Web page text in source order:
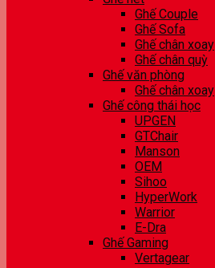
Ghế Couple
Ghế Sofa
Ghế chân xoay
Ghế chân quỳ
Ghế văn phòng
Ghế chân xoay
Ghế công thái học
UPGEN
GTChair
Manson
OEM
Sihoo
HyperWork
Warrior
E-Dra
Ghế Gaming
Vertagear